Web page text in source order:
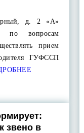
д. 2 «А»
по вопросам
прием
ГУФССП
звено в